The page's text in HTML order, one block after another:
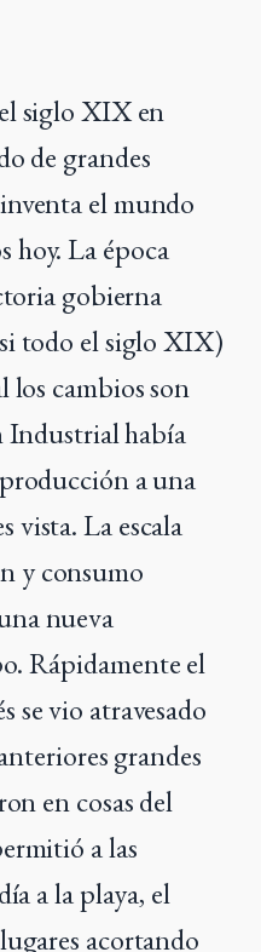
siglo XIX en
de grandes
el mundo
hoy. La época
gobierna
todo el siglo XIX)
los cambios son
Industrial había
a una
vista. La escala
y consumo
nueva
Rápidamente el
se vio atravesado
grandes
en cosas del
a las
a la playa, el
acortando